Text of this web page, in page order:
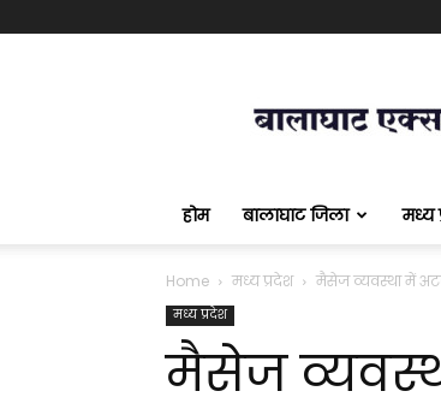
एक्सप्रेस
होम बालाघाट जिला मध्य
Home मध्य प्रदेश मैसेज व्यवस्था में
मध्य प्रदेश
मैसेज